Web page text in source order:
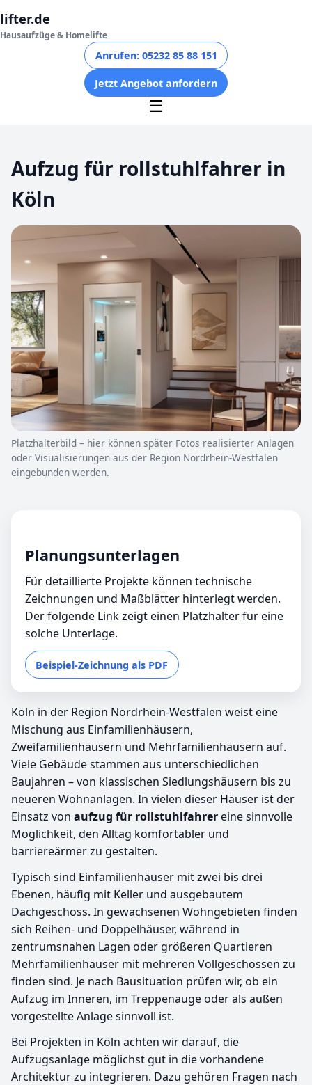
lifter.de
Hausaufzüge & Homelifte
Anrufen: 05232 85 88 151
Jetzt Angebot anfordern
☰
Aufzug für rollstuhlfahrer in
Köln
Platzhalterbild – hier können später Fotos realisierter Anlagen
oder Visualisierungen aus der Region Nordrhein-Westfalen
eingebunden werden.
Planungsunterlagen
Für detaillierte Projekte können technische
Zeichnungen und Maßblätter hinterlegt werden.
Der folgende Link zeigt einen Platzhalter für eine
solche Unterlage.
Beispiel-Zeichnung als PDF
Köln in der Region Nordrhein-Westfalen weist eine
Mischung aus Einfamilienhäusern,
Zweifamilienhäusern und Mehrfamilienhäusern auf.
Viele Gebäude stammen aus unterschiedlichen
Baujahren – von klassischen Siedlungshäusern bis zu
neueren Wohnanlagen. In vielen dieser Häuser ist der
Einsatz von aufzug für rollstuhlfahrereine sinnvolle
Möglichkeit, den Alltag komfortabler und
barriereärmer zu gestalten.
Typisch sind Einfamilienhäuser mit zwei bis drei
Ebenen, häufig mit Keller und ausgebautem
Dachgeschoss. In gewachsenen Wohngebieten finden
sich Reihen- und Doppelhäuser, während in
zentrumsnahen Lagen oder größeren Quartieren
Mehrfamilienhäuser mit mehreren Vollgeschossen zu
finden sind. Je nach Bausituation prüfen wir, ob ein
Aufzug im Inneren, im Treppenauge oder als außen
vorgestellte Anlage sinnvoll ist.
Bei Projekten in Köln achten wir darauf, die
Aufzugsanlage möglichst gut in die vorhandene
Architektur zu integrieren. Dazu gehören Fragen nach